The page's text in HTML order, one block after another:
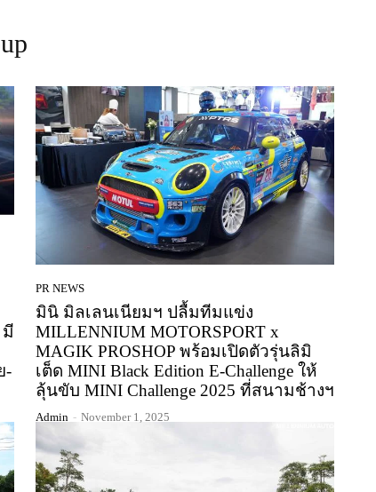
มี
-
PR NEWS
มินิ มิลเลนเนียมฯ ปลื้มทีมแข่ง
MILLENNIUM MOTORSPORT x
MAGIK PROSHOP พร้อมเปิดตัวรุ่นลิมิ
เต็ด MINI Black Edition E-Challenge ให้
ลุ้นขับ MINI Challenge 2025 ที่สนามช้างฯ
Admin - November 1, 2025